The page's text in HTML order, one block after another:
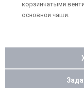
корзинчатыми
основной чаши.